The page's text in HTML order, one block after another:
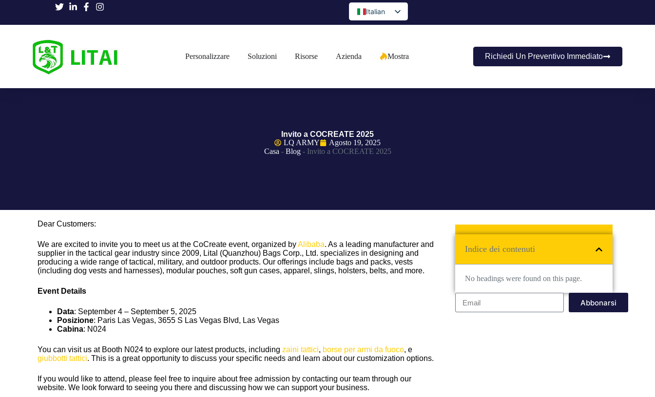
Italian
English
Portuguese
Russian
Bulgarian
Korean
Swedish
Personalizzare Soluzioni Risorse Azienda Mostra Richiedi Un Preventivo Immediato
Invito a COCREATE 2025
LQ ARMY
Agosto 19, 2025
Casa - Blog- Invito a COCREATE 2025
Dear Customers:
We are excited to invite you to meet us at the CoCreate event, organized byAlibaba. As a leading manufacturer and
supplier in the tactical gear industry since 2009, Lital (Quanzhou) Bags Corp., Ltd. specializes in designing and
producing a wide range of tactical, military, and outdoor products. Our offerings include bags and packs, vests
(including dog vests and harnesses), modular pouches, soft gun cases, apparel, slings, holsters, belts, and more.
Event Details
Data: September 4 – September 5, 2025
Posizione: Paris Las Vegas, 3655 S Las Vegas Blvd, Las Vegas
Cabina: N024
You can visit us at Booth N024 to explore our latest products, includingzaini tattici, borse per armi da fuoco, e
giubbotti tattici. This is a great opportunity to discuss your specific needs and learn about our customization options.
If you would like to attend, please feel free to inquire about free admission by contacting our team through our
website. We look forward to seeing you there and discussing how we can support your business.
Indice dei contenuti
No headings were found on this page.
Abbonarsi